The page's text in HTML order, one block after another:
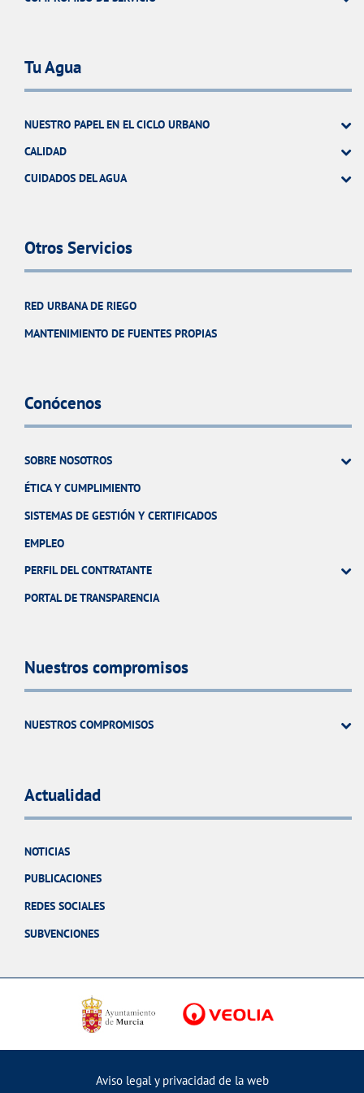
Tu Agua
NUESTRO PAPEL EN EL CICLO URBANO
CALIDAD
CUIDADOS DEL AGUA
Otros Servicios
RED URBANA DE RIEGO
MANTENIMIENTO DE FUENTES PROPIAS
Conócenos
SOBRE NOSOTROS
ÉTICA Y CUMPLIMIENTO
SISTEMAS DE GESTIÓN Y CERTIFICADOS
EMPLEO
PERFIL DEL CONTRATANTE
PORTAL DE TRANSPARENCIA
Nuestros compromisos
NUESTROS COMPROMISOS
Actualidad
NOTICIAS
PUBLICACIONES
REDES SOCIALES
SUBVENCIONES
Aviso legal y privacidad de la web